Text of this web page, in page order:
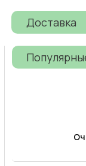
Доставка